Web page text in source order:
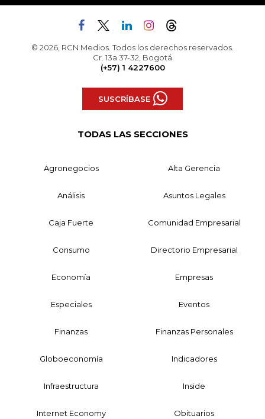
© 2026, RCN Medios. Todos los derechos reservados.
Cr. 13a 37-32, Bogotá
(+57) 1 4227600
SUSCRÍBASE
TODAS LAS SECCIONES
Agronegocios Alta Gerencia
Análisis Asuntos Legales
Caja Fuerte Comunidad Empresarial
Consumo Directorio Empresarial
Economía Empresas
Especiales Eventos
Finanzas Finanzas Personales
Globoeconomía Indicadores
Infraestructura Inside
Internet Economy Obituarios